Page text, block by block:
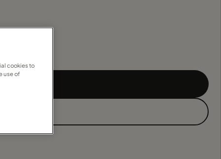
cookies to
use of